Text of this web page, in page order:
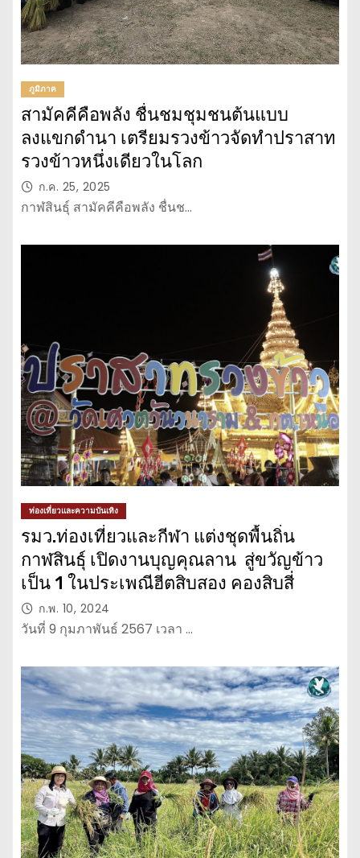
ภูมิภาค
สามัคคีคือพลัง ชื่นชมชุมชนต้นแบบ
ลงแขกดำนา เตรียมรวงข้าวจัดทำปราสาท
รวงข้าวหนึ่งเดียวในโลก
ก.ค. 25, 2025
กาฬสินธุ์ สามัคคีคือพลัง ชื่นช…
ท่องเที่ยวและความบันเทิง
รมว.ท่องเที่ยวและกีฬา แต่งชุดพื้นถิ่น
กาฬสินธุ์ เปิดงานบุญคุณลาน สู่ขวัญข้าว
เป็น 1 ในประเพณีฮีตสิบสอง คองสิบสี่
ก.พ. 10, 2024
วันที่ 9 กุมภาพันธ์ 2567 เวลา …